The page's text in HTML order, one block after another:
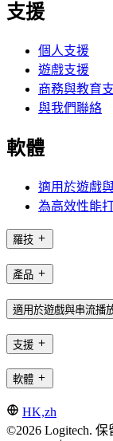
支援
個人支援
遊戲支援
商務與教育
與我們聯絡
軟體
適用於遊戲
為高效性能
羅技
產品
適用於遊戲與串流播
支援
軟體
HK,zh
©2026 Logitech. 保